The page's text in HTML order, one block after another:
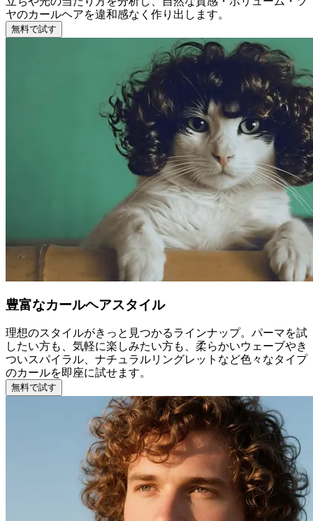
ヤのカールヘアを違和感なく作り出します。
無料で試す
豊富なカールヘアスタイル
理想のスタイルがきっと見つかるラインナップ。パーマを試
したい方も、気軽に楽しみたい方も、柔らかいウェーブやき
ついスパイラル、ナチュラルリングレットなど色々なタイプ
のカールを即座に試せます。
無料で試す